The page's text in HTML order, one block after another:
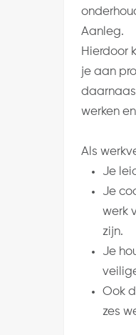
Aanleg.
Hierdoor
je aan
werken
Als
Je
Je
werk
zijn.
Je
Ook
zes